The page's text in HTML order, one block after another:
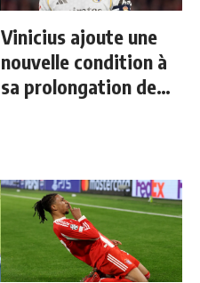
Vinicius ajoute une
nouvelle condition à
sa prolongation de